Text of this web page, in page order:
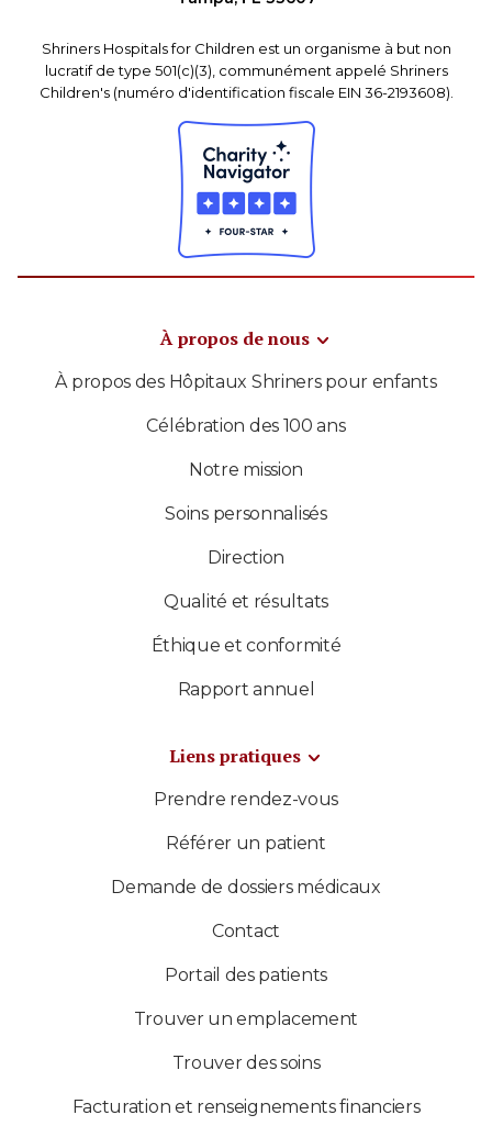
Shriners Hospitals for Children est un organisme à but non
lucratif de type 501(c)(3), communément appelé Shriners
Children's (numéro d'identification fiscale EIN 36-2193608).
À propos de nous
À propos des Hôpitaux Shriners pour enfants
Célébration des 100 ans
Notre mission
Soins personnalisés
Direction
Qualité et résultats
Éthique et conformité
Rapport annuel
Liens pratiques
Prendre rendez-vous
Référer un patient
Demande de dossiers médicaux
Contact
Portail des patients
Trouver un emplacement
Trouver des soins
Facturation et renseignements financiers